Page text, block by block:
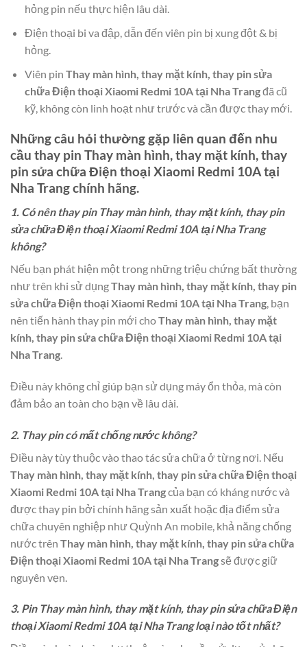
hỏng pin nếu thực hiện lâu dài.
Điện thoại bi va đập, dẫn đến viên pin bị xung đột & bị
hỏng.
Viên pin Thay màn hình, thay mặt kính, thay pin sửa
chữa Điện thoại Xiaomi Redmi 10A tại Nha Trangđã cũ
kỹ, không còn linh hoạt như trước và cần được thay mới.
Những câu hỏi thường gặp liên quan đến nhu
cầu thay pin Thay màn hình, thay mặt kính, thay
pin sửa chữa Điện thoại Xiaomi Redmi 10A tại
Nha Trangchính hãng.
1. Có nên thay pin Thay màn hình, thay mặt kính, thay pin
sửa chữa Điện thoại Xiaomi Redmi 10A tại Nha Trang
không?
Nếu bạn phát hiện một trong những triệu chứng bất thường
như trên khi sử dụngThay màn hình, thay mặt kính, thay pin
sửa chữa Điện thoại Xiaomi Redmi 10A tại Nha Trang, bạn
nên tiến hành thay pin mới choThay màn hình, thay mặt
kính, thay pin sửa chữa Điện thoại Xiaomi Redmi 10A tại
Nha Trang.
Điều này không chỉ giúp bạn sử dụng máy ổn thỏa, mà còn
đảm bảo an toàn cho bạn về lâu dài.
2. Thay pin có mất chống nước không?
Điều này tùy thuộc vào thao tác sửa chữa ở từng nơi. Nếu
Thay màn hình, thay mặt kính, thay pin sửa chữa Điện thoại
Xiaomi Redmi 10A tại Nha Trangcủa bạn có kháng nước và
được thay pin bởi chính hãng sản xuất hoặc địa điểm sửa
chữa chuyên nghiệp như Quỳnh An mobile, khả năng chống
nước trên Thay màn hình, thay mặt kính, thay pin sửa chữa
Điện thoại Xiaomi Redmi 10A tại Nha Trangsẽ được giữ
nguyên vẹn.
3. Pin Thay màn hình, thay mặt kính, thay pin sửa chữa Điện
thoại Xiaomi Redmi 10A tại Nha Trang loại nào tốt nhất?